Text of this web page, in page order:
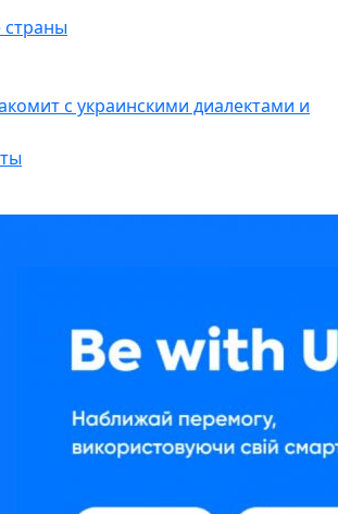
страны
с украинскими диалектами и